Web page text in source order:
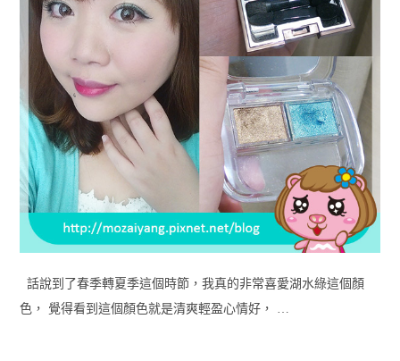
話說到了春季轉夏季這個時節，我真的非常喜愛湖水綠這個顏
色， 覺得看到這個顏色就是清爽輕盈心情好， …